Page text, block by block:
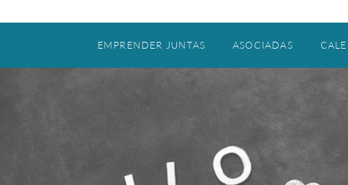
EMPRENDER JUNTAS ASOCIADAS